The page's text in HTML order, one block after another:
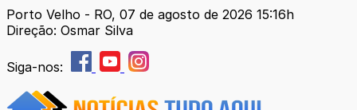
Porto Velho - RO, 07 de agosto de 2026 15:16h
Direção: Osmar Silva
Siga-nos: